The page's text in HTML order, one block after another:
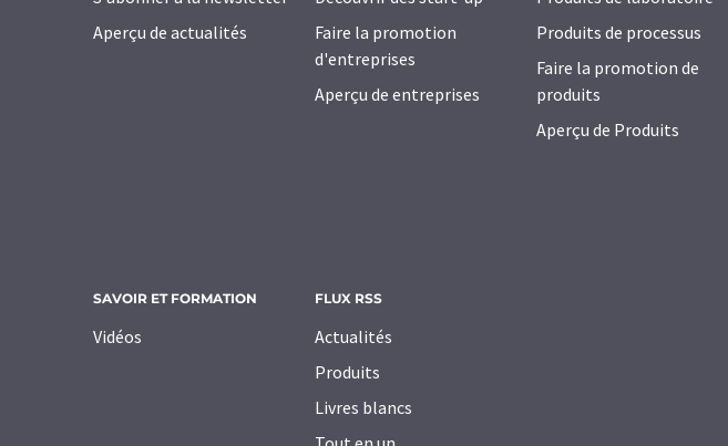
Aperçu de actualités
Faire la promotion
d'entreprises
Aperçu de entreprises
Produits de processus
Faire la promotion de
produits
Aperçu de Produits
SAVOIR ET FORMATION
Vidéos
FLUX RSS
Actualités
Produits
Livres blancs